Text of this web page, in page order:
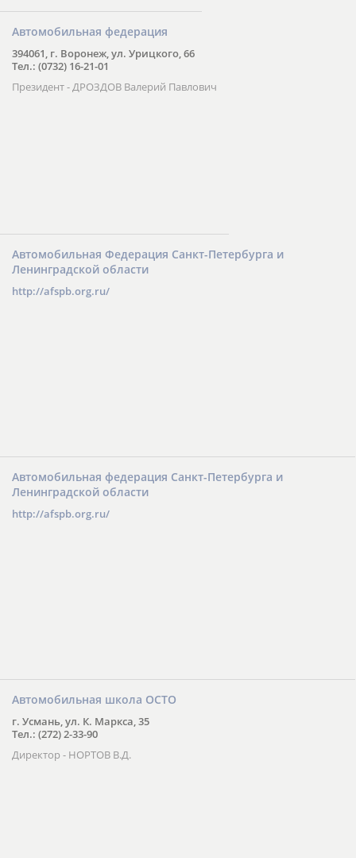
Автомобильная федерация
394061, г. Воронеж, ул. Урицкого, 66
Тел.: (0732) 16-21-01
Президент - ДРОЗДОВ Валерий Павлович
Автомобильная Федерация Санкт-Петербурга и
Ленинградской области
http://afspb.org.ru/
Автомобильная федерация Санкт-Петербурга и
Ленинградской области
http://afspb.org.ru/
Автомобильная школа ОСТО
г. Усмань, ул. К. Маркса, 35
Тел.: (272) 2-33-90
Директор - НОРТОВ В.Д.